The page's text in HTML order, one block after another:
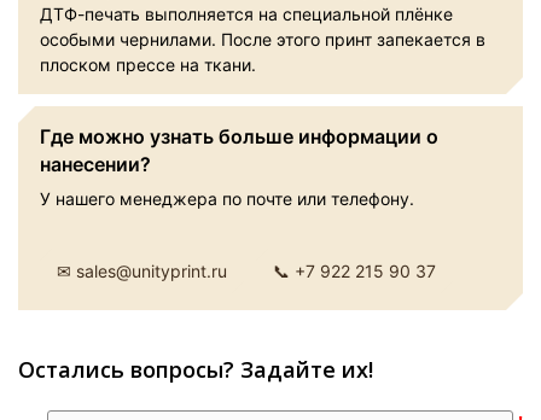
ДТФ-печать выполняется на специальной плёнке
особыми чернилами. После этого принт запекается в
плоском прессе на ткани.
Где можно узнать больше информации о
нанесении?
У нашего менеджера по почте или телефону.
✉ sales@unityprint.ru 📞 +7 922 215 90 37
Остались вопросы? Задайте их!